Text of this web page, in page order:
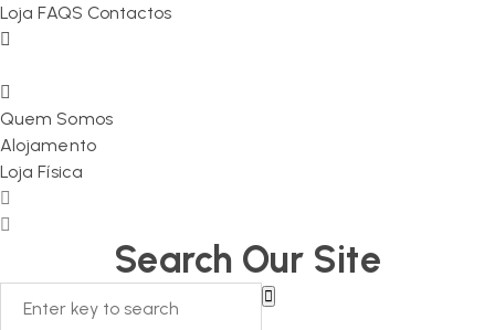
Loja FAQS Contactos
Quem Somos
Alojamento
Loja Física
Search Our Site